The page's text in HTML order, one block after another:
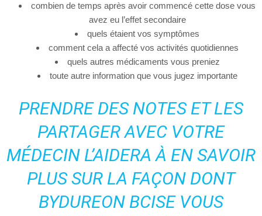
combien de temps après avoir commencé cette dose vous
avez eu l’effet secondaire
quels étaient vos symptômes
comment cela a affecté vos activités quotidiennes
quels autres médicaments vous preniez
toute autre information que vous jugez importante
PRENDRE DES NOTES ET LES
PARTAGER AVEC VOTRE
MÉDECIN L’AIDERA À EN SAVOIR
PLUS SUR LA FAÇON DONT
BYDUREON BCISE VOUS